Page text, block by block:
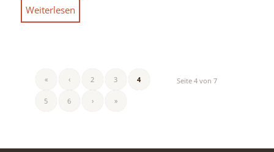
Weiterlesen
Seite 4 von 7
« ‹ 2 3 4
5 6 › »